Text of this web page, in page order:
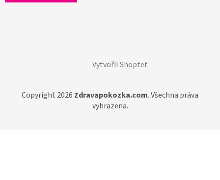
Vytvořil Shoptet
Copyright 2026 Zdravapokozka.com. Všechna práva
vyhrazena.